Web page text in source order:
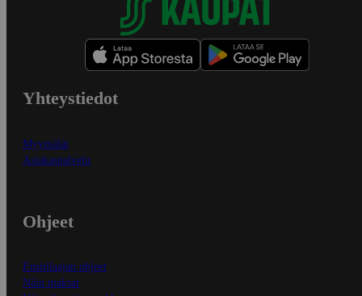
Yhteystiedot
Myymälät
Asiakaspalvelu
Ohjeet
Ensitilaajan ohjeet
Näin maksat